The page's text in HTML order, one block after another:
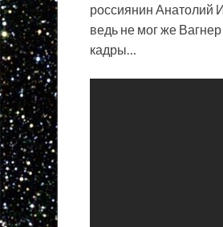
россиянин Анатолий
ведь не мог же
кадры…